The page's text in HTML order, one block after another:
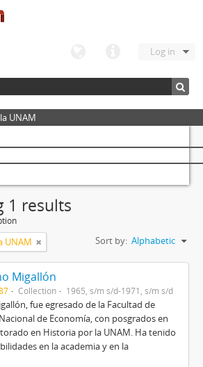
Log in
UNAM
1 results
UNAM Sort by: Alphabetic
Migallón
Collection 1965, s/m s/d-1971, s/m s/d
fue egresado de la Facultad de
de Economía, con posgrados en
en Historia por la UNAM. Ha tenido
en la academia y en la